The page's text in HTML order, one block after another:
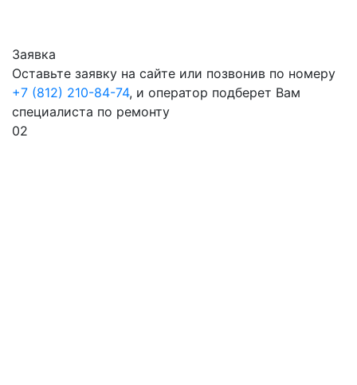
Заявка
Оставьте заявку на сайте или позвонив по номеру
+7 (812) 210-84-74, и оператор подберет Вам
специалиста по ремонту
02